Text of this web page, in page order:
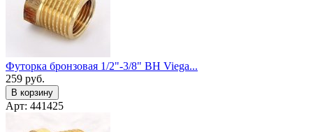
Футорка бронзовая 1/2"-3/8" ВН Viega...
259 руб.
В корзину
Арт: 441425